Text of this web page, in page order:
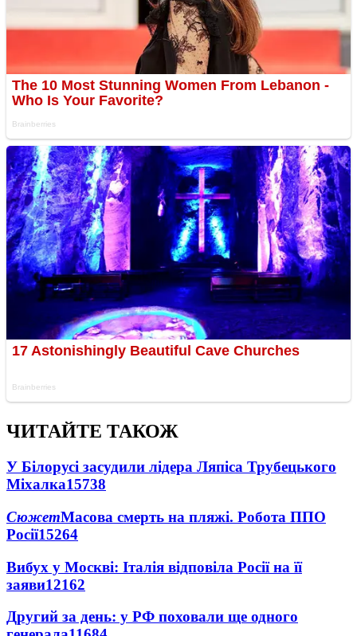
ЧИТАЙТЕ ТАКОЖ
У Білорусі засудили лідера Ляпіса Трубецького
Міхалка15738
СюжетМасова смерть на пляжі. Робота ППО
Росії15264
Вибух у Москві: Італія відповіла Росії на її
заяви12162
Другий за день: у РФ поховали ще одного